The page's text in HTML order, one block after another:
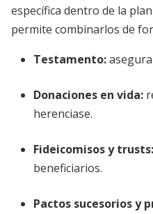
específica dentro de la
permite combinarlos de
Testamento:
Donaciones en vida:
herenciase.
Fideicomisos y trusts:
beneficiarios.
Pactos sucesorios y